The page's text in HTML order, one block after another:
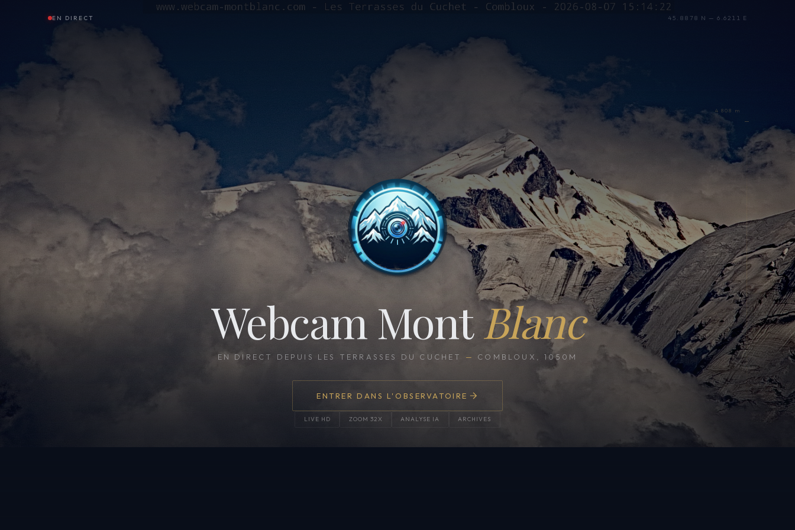
EN DIRECT 45.8878 N — 6.6211 E
Webcam MontBlanc
EN DIRECT DEPUIS LES TERRASSES DU CUCHET — COMBLOUX, 1050M
ENTRER DANS L'OBSERVATOIRE
LIVE HD ZOOM 32X ANALYSE IA ARCHIVES